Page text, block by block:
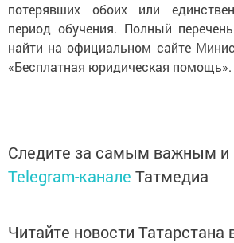
потерявших обоих или
период обучения. Полный
найти на официальном сайте
«Бесплатная юридическая помощь».
Следите за самым важным и
Telegram-канале Татмедиа
Читайте новости Татарстана